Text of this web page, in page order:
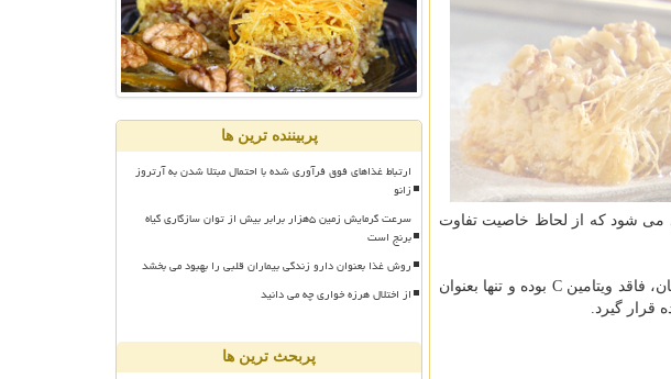
می شود که از لحاظ خاصیت تفاوت
وی با اشاره به اینکه آبلیمو اساساً چه از لیموی طبیعی گرفته شود و چه کنسانتره باشد، در معرض نور و زمان، فاقد ویتامین C بوده و تنها بعنوان
قرار گیرد.
پربیننده ترین ها
ارتباط غذاهای فوق فرآوری شده با احتمال مبتلا شدن به آرتروز
زانو
سرعت گرمایش زمین ۵هزار برابر بیش از توان سازگاری گیاه
برنج است
روش غذا بعنوان دارو زندگی بیماران قلبی را بهبود می بخشد
از اختلال هرزه خواری چه می دانید
پربحث ترین ها